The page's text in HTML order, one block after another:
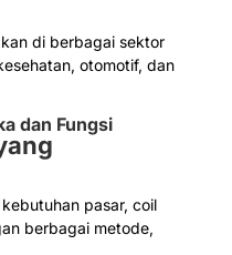
di berbagai sektor
otomotif, dan
dan Fungsi
pasar, coil
berbagai metode,